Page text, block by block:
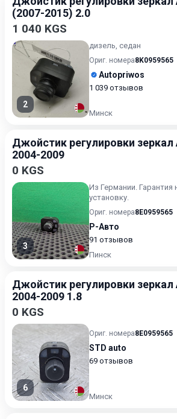
(2007-2015) 2.0
1 040 KGS
2
дизель, седан
Ориг. номера8K0959565
Autopriwos
1 039 отзывов
Минск
Джойстик регулировки зеркал
2004-2009
0 KGS
3
Из Германии. Гарантия
установку.
Ориг. номера8E0959565
Р-Авто
91 отзывов
Пинск
Джойстик регулировки зеркал
2004-2009 1.8
0 KGS
6
Ориг. номера8E0959565
STD auto
69 отзывов
Минск